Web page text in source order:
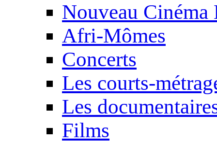
Nouveau Cinéma
Afri-Mômes
Concerts
Les courts-
Les
Films